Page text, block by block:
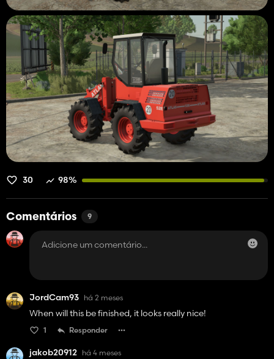
30 98%
Comentários 9
JordCam93 há 2 meses
When will this be finished, it looks really nice!
1 Responder
jakob20912 há 4 meses